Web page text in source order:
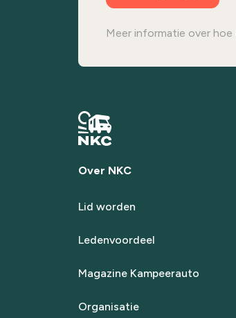
Meer informatie over
Over NKC
Lid worden
Ledenvoordeel
Magazine Kampeerauto
Organisatie